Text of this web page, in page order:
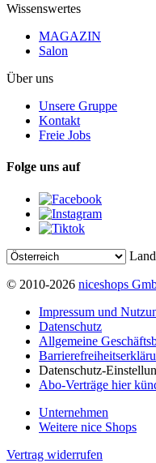
Wissenswertes
MAGAZIN
Salon
Über uns
Unsere Gruppe
Kontakt
Freie Jobs
Folge uns auf
© 2010-2026 niceshops
Impressum und
Datenschutz
Allgemeine
Datenschutz-
Abo-Verträge hier
Unternehmen
Weitere nice Shops
Vertrag widerrufen